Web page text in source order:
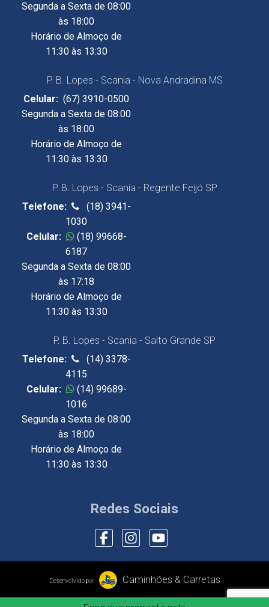
Segunda a Sexta de 08:00
às 18:00
Horário de Almoço de
11:30 às 13:30
P. B. Lopes - Scania - Nova Andradina MS
Celular: (67) 3910-0500
Segunda a Sexta de 08:00
às 18:00
Horário de Almoço de
11:30 às 13:30
P. B. Lopes - Scania - Regente Feijó SP
Telefone:
(18) 3941-
1030
Celular:
(18) 99668-
6187
Segunda a Sexta de 08:00
às 17:18
Horário de Almoço de
11:30 às 13:30
P. B. Lopes - Scania - Salto Grande SP
Telefone:
(14) 3378-
4115
Celular:
(14) 99689-
1016
Segunda a Sexta de 08:00
às 18:00
Horário de Almoço de
11:30 às 13:30
Redes Sociais
Desenvolvido por Caminhões & Carretas